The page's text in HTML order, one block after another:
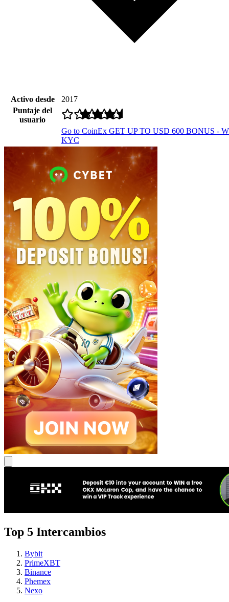
Activo desde
2017
Puntaje del
usuario
Go to CoinEx GET UP TO USD 600 BONUS -
KYC
Top 5 Intercambios
Bybit
PrimeXBT
Binance
Phemex
Nexo